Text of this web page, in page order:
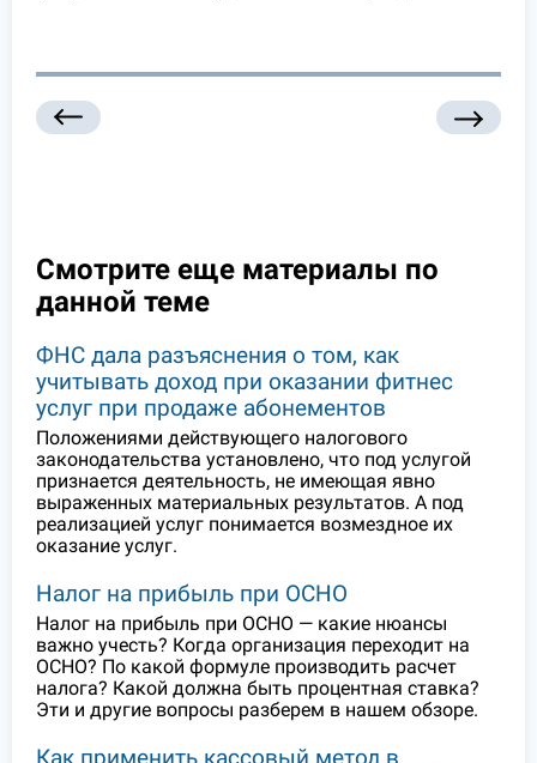
Смотрите еще материалы по
данной теме
ФНС дала разъяснения о том, как
учитывать доход при оказании фитнес
услуг при продаже абонементов
Положениями действующего налогового
законодательства установлено, что под услугой
признается деятельность, не имеющая явно
выраженных материальных результатов. А под
реализацией услуг понимается возмездное их
оказание услуг.
Налог на прибыль при ОСНО
Налог на прибыль при ОСНО — какие нюансы
важно учесть? Когда организация переходит на
ОСНО? По какой формуле производить расчет
налога? Какой должна быть процентная ставка?
Эти и другие вопросы разберем в нашем обзоре.
Как применить кассовый метод в